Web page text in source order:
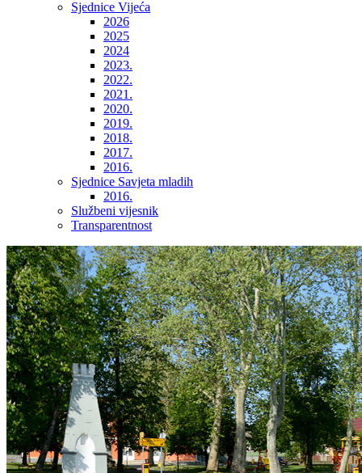
Sjednice Vijeća
2026
2025
2024
2023.
2022.
2021.
2020.
2019.
2018.
2017.
2016.
Sjednice Savjeta mladih
2016.
Službeni vijesnik
Transparentnost